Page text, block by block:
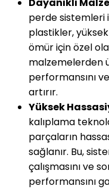
perde sistemleri
plastikler, yüksek
ömür için özel
malzemelerden
performansını
artırır.
Yüksek
kalıplama
parçaların
sağlanır. Bu,
çalışmasını ve
performansını